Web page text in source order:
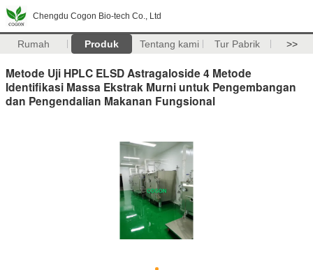
Chengdu Cogon Bio-tech Co., Ltd
Rumah Produk Tentang kami Tur Pabrik >>
Metode Uji HPLC ELSD Astragaloside 4 Metode
Identifikasi Massa Ekstrak Murni untuk Pengembangan
dan Pengendalian Makanan Fungsional